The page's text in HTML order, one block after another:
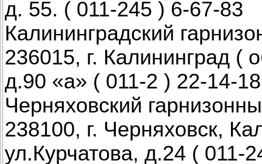
д. 55. ( 011-245 ) 6-67-83
Калининградский
236015, г. Калининград
д.90 «а» ( 011-2 ) 22-14-18
Черняховский
238100, г. Черняховск,
ул.Курчатова, д.24 ( 011-